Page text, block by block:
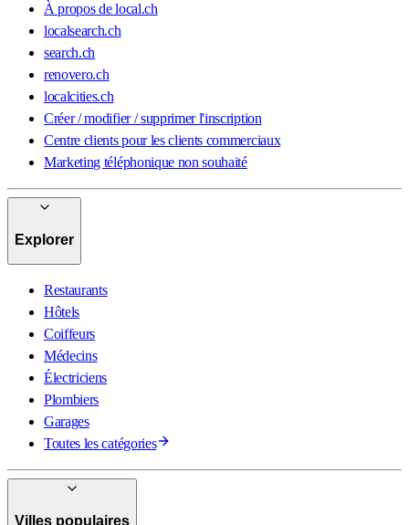
À propos de local.ch
localsearch.ch
search.ch
renovero.ch
localcities.ch
Créer / modifier / supprimer l'inscription
Centre clients pour les clients commerciaux
Marketing téléphonique non souhaité
Explorer
Restaurants
Hôtels
Coiffeurs
Médecins
Électriciens
Plombiers
Garages
Toutes les catégories
Villes populaires